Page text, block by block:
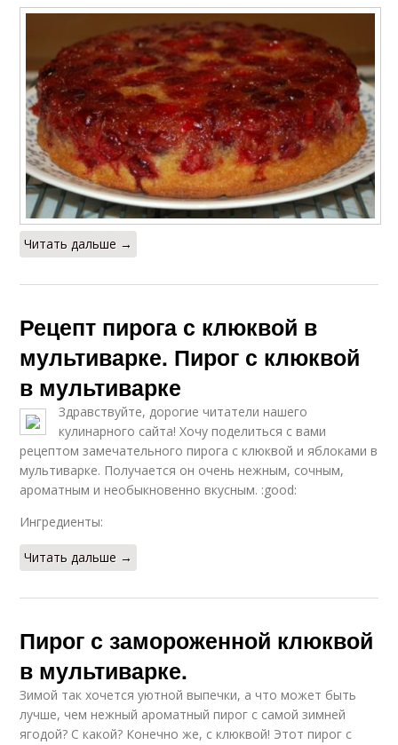
Читать дальше →
Рецепт пирога с клюквой в
мультиварке. Пирог с клюквой
в мультиварке
Здравствуйте, дорогие читатели нашего
кулинарного сайта! Хочу поделиться с вами
рецептом замечательного пирога с клюквой и яблоками в
мультиварке. Получается он очень нежным, сочным,
ароматным и необыкновенно вкусным. :good:
Ингредиенты:
Читать дальше →
Пирог с замороженной клюквой
в мультиварке.
Зимой так хочется уютной выпечки, а что может быть
лучше, чем нежный ароматный пирог с самой зимней
ягодой? С какой? Конечно же, с клюквой! Этот пирог с